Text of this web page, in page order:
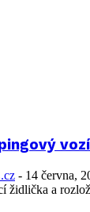
- 14 června,
židlička a